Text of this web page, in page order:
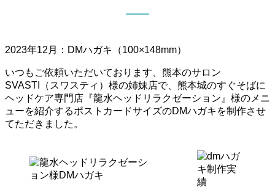
2023年12月：DMハガキ（100×148mm）
いつもご依頼いただいております、熊本のサロン
SVASTI（スワスティ）様の姉妹店で、熊本城のすぐそばに
ヘッドケア専門店『龍水ヘッドリラクゼーション』様のメニ
ューを紹介するポストカードサイズのDMハガキを制作させ
てただきました。